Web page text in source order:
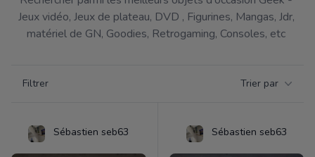
Jeux vidéo, Jeux de plateau, DVD , Figurines, Mangas, Jdr,
matériel de GN, Goodies, Retrogaming, Consoles, etc
Filtrer Trier par
Sébastien seb63 Sébastien seb63